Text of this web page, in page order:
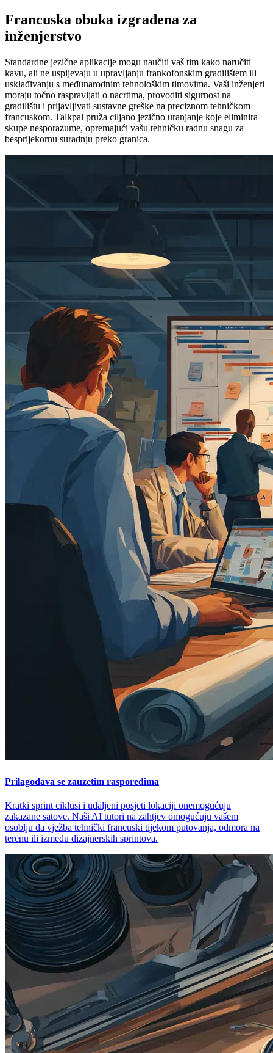
Francuska obuka izgrađena za
inženjerstvo
Standardne jezične aplikacije mogu naučiti vaš tim kako naručiti
kavu, ali ne uspijevaju u upravljanju frankofonskim gradilištem ili
usklađivanju s međunarodnim tehnološkim timovima. Vaši inženjeri
moraju točno raspravljati o nacrtima, provoditi sigurnost na
gradilištu i prijavljivati sustavne greške na preciznom tehničkom
francuskom. Talkpal pruža ciljano jezično uranjanje koje eliminira
skupe nesporazume, opremajući vašu tehničku radnu snagu za
besprijekornu suradnju preko granica.
Prilagođava se zauzetim rasporedima
Kratki sprint ciklusi i udaljeni posjeti lokaciji onemogućuju
zakazane satove. Naši AI tutori na zahtjev omogućuju vašem
osoblju da vježba tehnički francuski tijekom putovanja, odmora na
terenu ili između dizajnerskih sprintova.